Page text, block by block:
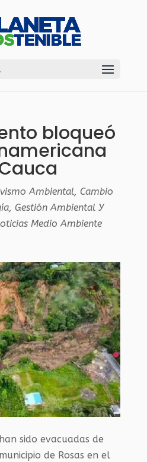
bloqueó
Ambiental,Cambio
, Gestión Ambiental Y
Medio Ambiente
sido evacuadas de
de Rosas en el